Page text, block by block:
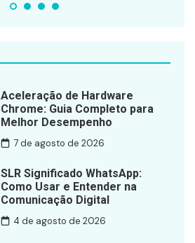
Aceleração de Hardware
Chrome: Guia Completo para
Melhor Desempenho
7 de agosto de 2026
SLR Significado WhatsApp:
Como Usar e Entender na
Comunicação Digital
4 de agosto de 2026